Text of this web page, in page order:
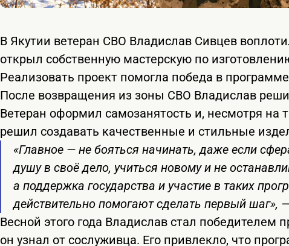
В Якутии ветеран СВО Владислав Сивцев
открыл собственную мастерскую по
Реализовать проект помогла победа в
После возвращения из зоны СВО Владислав
Ветеран оформил самозанятость и, несмотря на
решил создавать качественные и стильные
«Главное — не бояться начинать, даже если
душу в своё дело, учиться новому и не
а поддержка государства и участие в таких
действительно помогают сделать первый шаг»,
Весной этого года Владислав стал победителем
он узнал от сослуживца. Его привлекло, что